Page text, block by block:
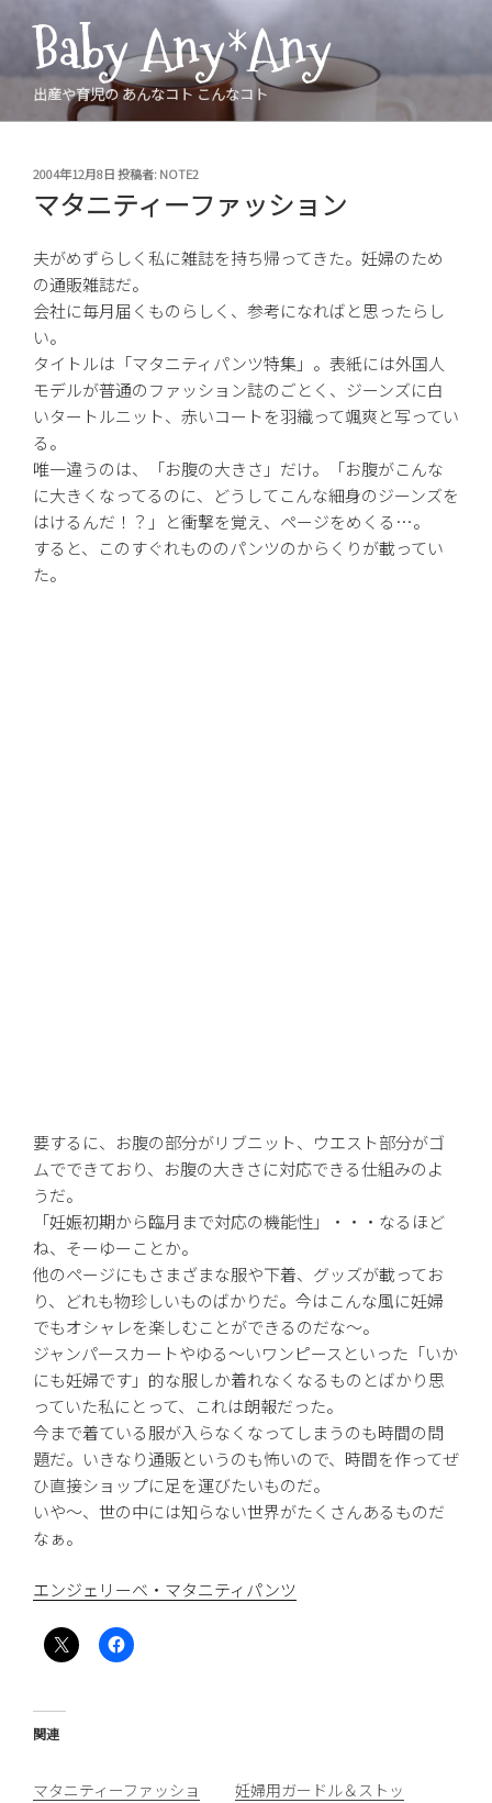
ツ
Baby Any*Any
出産や育児の あんなコト こんなコト
投
日:
2004年12月8日投稿者:NOTE2
マタニティーファッション
夫がめずらしく私に雑誌を持ち帰ってきた。妊婦のため
の通販雑誌だ。
会社に毎月届くものらしく、参考になればと思ったらし
い。
タイトルは「マタニティパンツ特集」。表紙には外国人
モデルが普通のファッション誌のごとく、ジーンズに白
いタートルニット、赤いコートを羽織って颯爽と写ってい
る。
唯一違うのは、「お腹の大きさ」だけ。「お腹がこんな
に大きくなってるのに、どうしてこんな細身のジーンズを
はけるんだ！？」と衝撃を覚え、ページをめくる…。
すると、このすぐれもののパンツのからくりが載ってい
た。
要するに、お腹の部分がリブニット、ウエスト部分がゴ
ムでできており、お腹の大きさに対応できる仕組みのよ
うだ。
「妊娠初期から臨月まで対応の機能性」・・・なるほど
ね、そーゆーことか。
他のページにもさまざまな服や下着、グッズが載ってお
り、どれも物珍しいものばかりだ。今はこんな風に妊婦
でもオシャレを楽しむことができるのだな〜。
ジャンパースカートやゆる〜いワンピースといった「いか
にも妊婦です」的な服しか着れなくなるものとばかり思
っていた私にとって、これは朗報だった。
今まで着ている服が入らなくなってしまうのも時間の問
題だ。いきなり通販というのも怖いので、時間を作ってぜ
ひ直接ショップに足を運びたいものだ。
いや〜、世の中には知らない世界がたくさんあるものだ
なぁ。
エンジェリーベ・マタニティパンツ
関連
マタニティーファッショ
妊婦用ガードル＆ストッ